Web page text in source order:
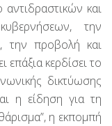
αντιδραστικών και
την
την προβολή και
κερδίσει το
δικτύωσης
η είδηση για τη
η εκπομπή